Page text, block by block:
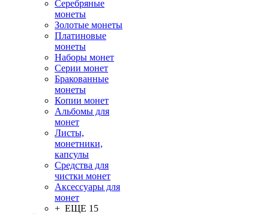
Серебряные
монеты
Золотые монеты
Платиновые
монеты
Наборы монет
Серии монет
Бракованные
монеты
Копии монет
Альбомы для
монет
Листы,
монетники,
капсулы
Средства для
чистки монет
Аксессуары для
монет
+ ЕЩЕ 15